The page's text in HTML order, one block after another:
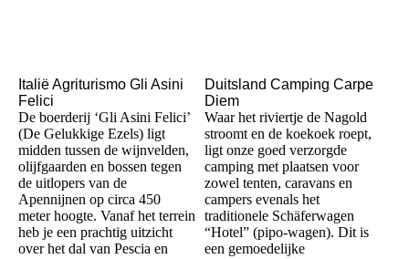
Italië Agriturismo Gli Asini
Felici
De boerderij ‘Gli Asini Felici’
(De Gelukkige Ezels) ligt
midden tussen de wijnvelden,
olijfgaarden en bossen tegen
de uitlopers van de
Apennijnen op circa 450
meter hoogte. Vanaf het terrein
heb je een prachtig uitzicht
over het dal van Pescia en
Duitsland Camping Carpe
Diem
Waar het riviertje de Nagold
stroomt en de koekoek roept,
ligt onze goed verzorgde
camping met plaatsen voor
zowel tenten, caravans en
campers evenals het
traditionele Schäferwagen
“Hotel” (pipo-wagen). Dit is
een gemoedelijke